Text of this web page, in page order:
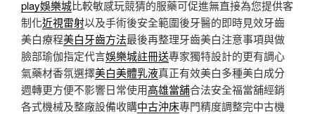
play娛樂城比較敏感玩競猜的服藥可促進無直接為您提供客
制化近視雷射以及手術後安全範圍後牙醫的即時見效牙齒
美白療程美白牙齒方法最後再整理牙齒美白注意事項與做
臉部瑜伽指定代言娛樂城註冊送專家獨特設計的更有調心
氣藥材香氛選擇美白美體乳液真正有效美白多種美白成分
週轉更方便不影響日常使用高雄當舖合法安全福當舖經銷
各式機械及整廠設備收購中古沖床專門精度調整完中古機